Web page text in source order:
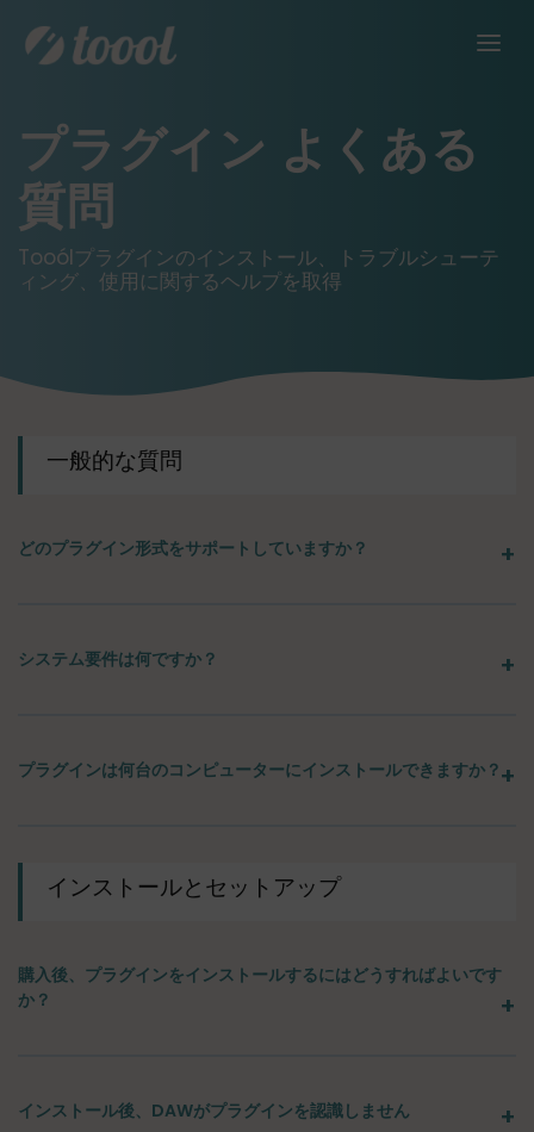
プラグイン よくある
質問
Tooólプラグインのインストール、トラブルシューテ
ィング、使用に関するヘルプを取得
一般的な質問
どのプラグイン形式をサポートしていますか？
システム要件は何ですか？
プラグインは何台のコンピューターにインストールできますか？
インストールとセットアップ
購入後、プラグインをインストールするにはどうすればよいです
か？
インストール後、DAWがプラグインを認識しません